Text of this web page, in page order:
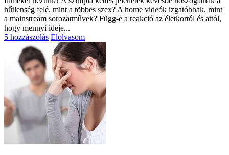
hűtlenség felé, mint a többes szex? A home videók izgatóbbak, mint
a mainstream sorozatművek? Függ-e a reakció az életkortól és attól,
hogy mennyi ideje...
5 hozzászólás Elolvasom